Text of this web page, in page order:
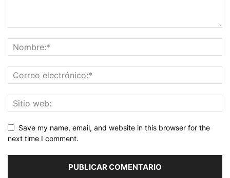
Save my name, email, and website in this browser for the
next time I comment.